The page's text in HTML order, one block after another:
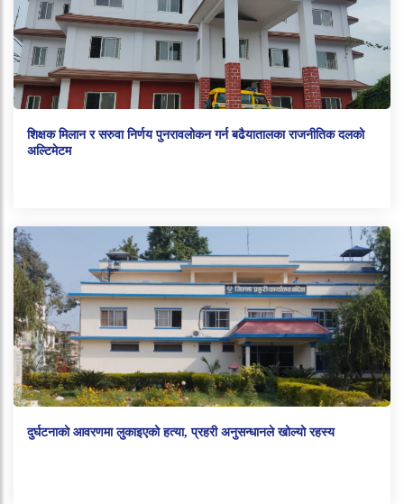
शिक्षक मिलान र सरुवा निर्णय पुनरावलोकन गर्न बढैयातालका राजनीतिक दलको
अल्टिमेटम
दुर्घटनाको आवरणमा लुकाइएको हत्या, प्रहरी अनुसन्धानले खोल्यो रहस्य